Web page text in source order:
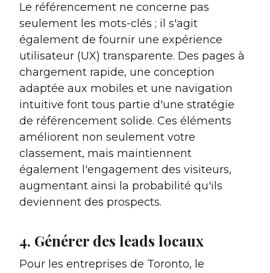
Le référencement ne concerne pas
seulement les mots-clés ; il s'agit
également de fournir une expérience
utilisateur (UX) transparente. Des pages à
chargement rapide, une conception
adaptée aux mobiles et une navigation
intuitive font tous partie d'une stratégie
de référencement solide. Ces éléments
améliorent non seulement votre
classement, mais maintiennent
également l'engagement des visiteurs,
augmentant ainsi la probabilité qu'ils
deviennent des prospects.
4. Générer des leads locaux
Pour les entreprises de Toronto, le